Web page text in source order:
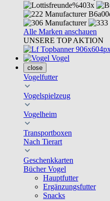
Alle Marken anschauen
UNSERE TOP AKTION
Vogel
close
Vogelfutter
Vogelspielzeug
Vogelheim
Transportboxen
Nach Tierart
Geschenkkarten
Bücher Vogel
Hauptfutter
Ergänzungsfutter
Snacks